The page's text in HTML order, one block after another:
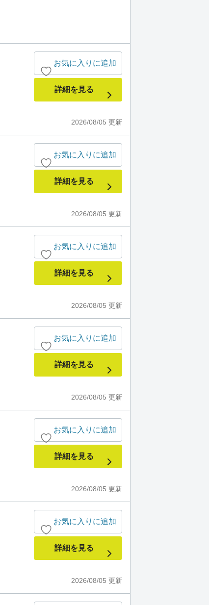
2026/08/05 更新
お気に入りに追加
詳細を見る
2026/08/05 更新
お気に入りに追加
詳細を見る
2026/08/05 更新
お気に入りに追加
詳細を見る
2026/08/05 更新
お気に入りに追加
詳細を見る
2026/08/05 更新
お気に入りに追加
詳細を見る
2026/08/05 更新
お気に入りに追加
詳細を見る